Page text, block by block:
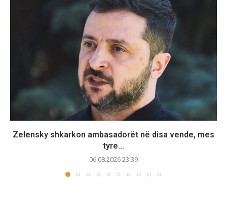
Zelensky shkarkon ambasadorët në disa vende, mes
tyre...
06.08.2026 23:39